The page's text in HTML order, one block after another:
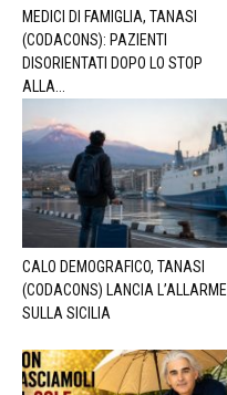
MEDICI DI FAMIGLIA, TANASI
(CODACONS): PAZIENTI
DISORIENTATI DOPO LO STOP
ALLA...
CALO DEMOGRAFICO, TANASI
(CODACONS) LANCIA L’ALLARME
SULLA SICILIA